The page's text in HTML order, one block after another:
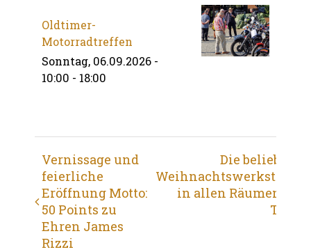
Oldtimer-
Motorradtreffen
Sonntag, 06.09.2026 -
10:00 - 18:00
Veranstaltung
Navigation
Vernissage und
feierliche
Eröffnung Motto:
50 Points zu
Ehren James
Rizzi
Die beliebte
Weihnachtswerkstatt
in allen Räumen 1.
Tag